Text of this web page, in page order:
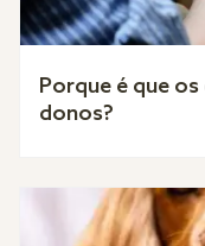
Porque é que
donos?